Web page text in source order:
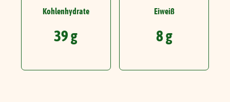
Kohlenhydrate
39 g
Eiweiß
8 g